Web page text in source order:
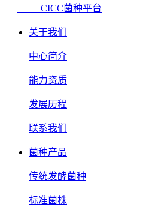
CICC菌种平台
关于我们
中心简介
能力资质
发展历程
联系我们
菌种产品
传统发酵菌种
标准菌株